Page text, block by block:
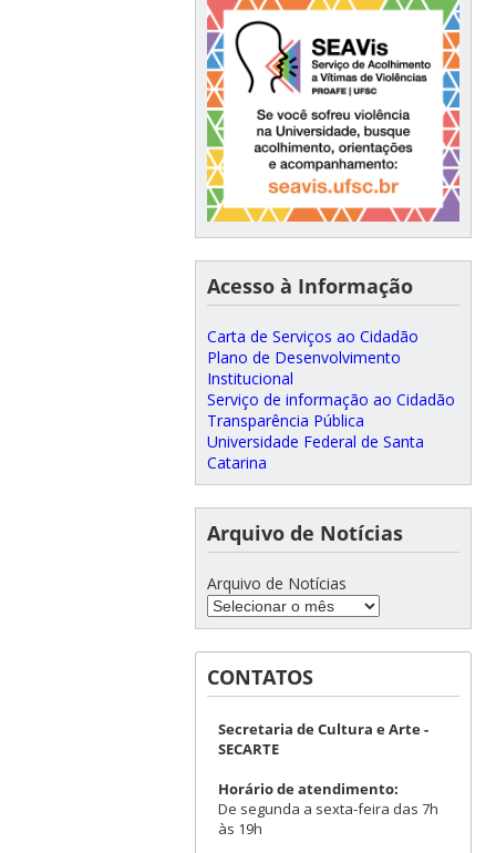
Acesso à Informação
Carta de Serviços ao Cidadão
Plano de Desenvolvimento
Institucional
Serviço de informação ao Cidadão
Transparência Pública
Universidade Federal de Santa
Catarina
Arquivo de Notícias
Arquivo de Notícias
CONTATOS
Secretaria de Cultura e Arte -
SECARTE
Horário de atendimento:
De segunda a sexta-feira das 7h
às 19h